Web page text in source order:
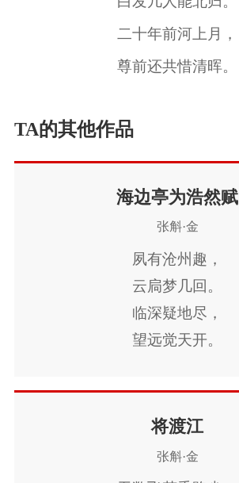
二十年前河上月，
尊前还共惜清晖。
TA的其他作品
海边亭为浩然赋
张斛·金
夙有沧州趣，
云扃梦几回。
临深疑地尽，
望远觉天开。
涛翻雪阵来。
无机同海客，
鸥鸟莫相猜。
将渡江
张斛·金